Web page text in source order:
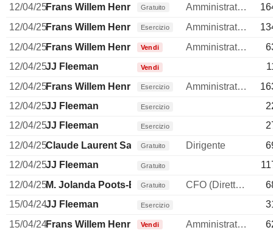
12/04/25Frans Willem Henri Muller
Gratuito Amministratore delegato
12/04/25Frans Willem Henri Muller
Esercizio Amministratore delegato
12/04/25Frans Willem Henri Muller
Vendi Amministratore delegato
12/04/25JJ Fleeman Vendi
12/04/25Frans Willem Henri Muller
Esercizio Amministratore delegato
12/04/25JJ Fleeman Esercizio
12/04/25JJ Fleeman Esercizio
12/04/25Claude Laurent Sarrailh
Gratuito Dirigente
12/04/25JJ Fleeman Gratuito
12/04/25M. Jolanda Poots-BijlGratuito CFO (Direttore finanziario)
15/04/24JJ Fleeman Esercizio
15/04/24Frans Willem Henri Muller
Vendi Amministratore delegato